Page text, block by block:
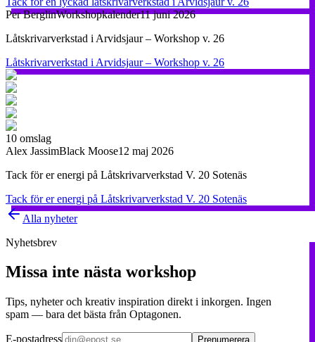
Per BerglinWorkshopkalender11 juni 2026
Låtskrivarverkstad i Arvidsjaur – Workshop v. 26
Låtskrivarverkstad i Arvidsjaur – Workshop v. 26
10 omslag
Alex JassimBlack Moose12 maj 2026
Tack för er energi på Låtskrivarverkstad V. 20 Sotenäs
Tack för er energi på Låtskrivarverkstad V. 20 Sotenäs
Alla nyheter
Nyhetsbrev
Missa inte nästa workshop
Tips, nyheter och kreativ inspiration direkt i inkorgen. Ingen
spam — bara det bästa från Optagonen.
E-postadress Prenumerera